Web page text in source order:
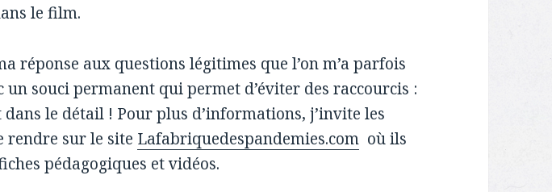
le film.
réponse aux questions légitimes que l’on m’a parfois
un souci permanent qui permet d’éviter des raccourcis :
dans le détail ! Pour plus d’informations, j’invite les
rendre sur le site Lafabriquedespandemies.com où ils
pédagogiques et vidéos.